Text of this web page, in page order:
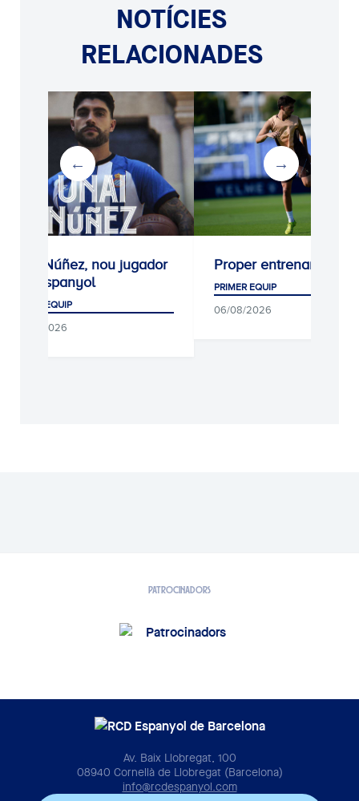
NOTÍCIES
RELACIONADES
Unai Núñez, nou jugador
de l'Espanyol
PRIMER EQUIP
06/08/2026
Proper entrenament
PRIMER EQUIP
06/08/2026
PATROCINADORS
Av. Baix Llobregat, 100
08940 Cornellà de Llobregat (Barcelona)
info@rcdespanyol.com